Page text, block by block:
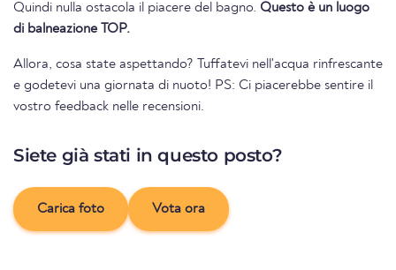
Quindi nulla ostacola il piacere del bagno. Questo è un luogo
di balneazione TOP.
Allora, cosa state aspettando? Tuffatevi nell'acqua rinfrescante
e godetevi una giornata di nuoto! PS: Ci piacerebbe sentire il
vostro feedback nelle recensioni.
Siete già stati in questo posto?
Carica foto Vota ora